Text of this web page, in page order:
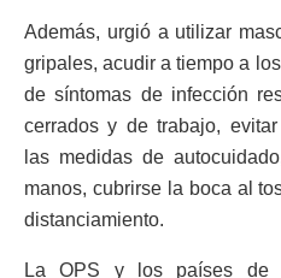
Además, urgió a utilizar
gripales, acudir a tiempo a
de síntomas de infección
cerrados y de trabajo,
las medidas de
manos, cubrirse la boca al
distanciamiento.
La OPS y los países de